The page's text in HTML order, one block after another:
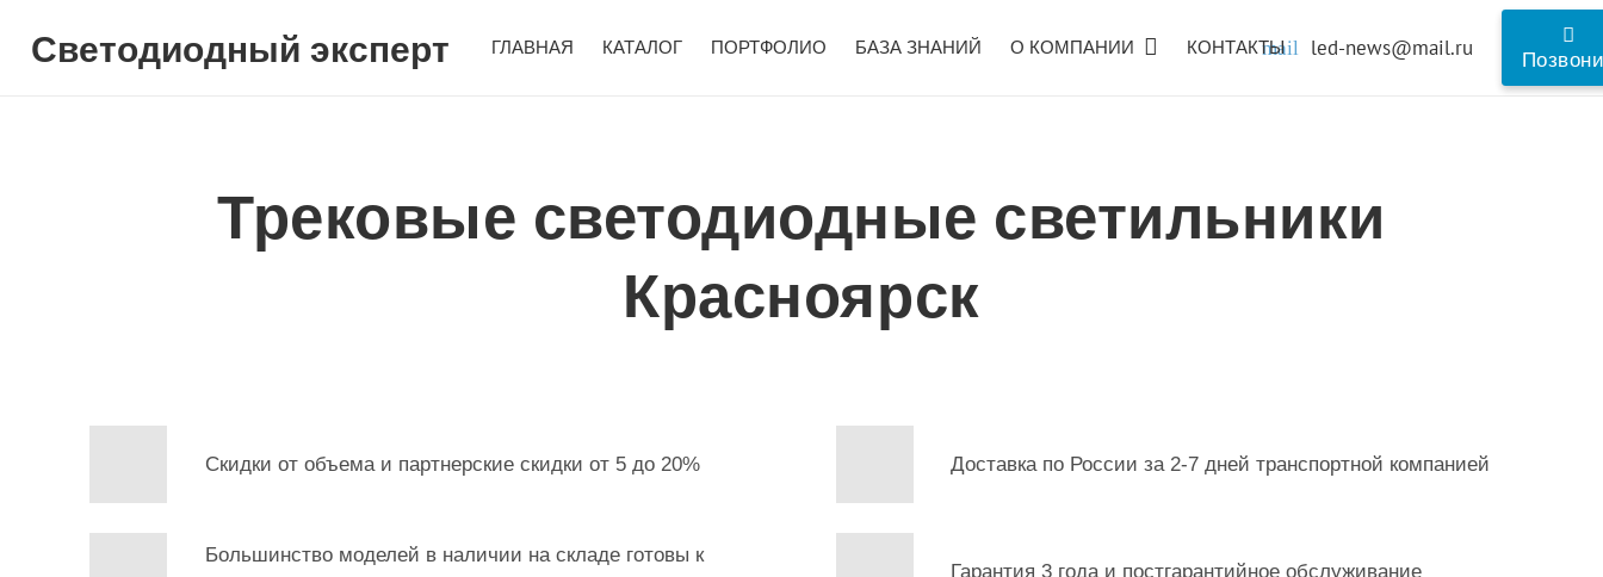
Светодиодный эксперт ГЛАВНАЯ КАТАЛОГ ПОРТФОЛИО БАЗА ЗНАНИЙ О КОМПАНИИ КОНТАКТЫ
mail led-news@mail.ru
Трековые светодиодные светильники
Красноярск
Скидки от объема и партнерские скидки от 5 до 20%
Большинство моделей в наличии на складе готовы к
Доставка по России за 2-7 дней транспортной компанией
Гарантия 3 года и постгарантийное обслуживание